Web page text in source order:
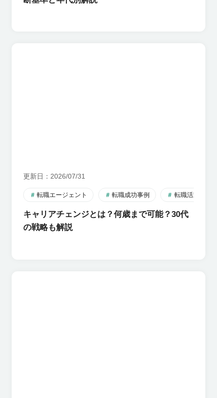
更新日 2026/07/31
転職エージェント 転職成功事例 転職活動のす
キャリアチェンジとは？何歳まで可能？30代
の戦略も解説